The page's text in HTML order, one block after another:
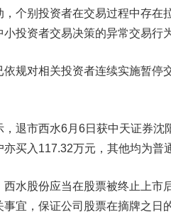
，个别投资者在交易过程中存在
投资者交易决策的异常交易行为
对相关投资者连续实施暂停
市西水6月6日获中天证券沈
买入117.32万元，其他均为普
股份应当在股票被终止上市
宜，保证公司股票在摘牌之日